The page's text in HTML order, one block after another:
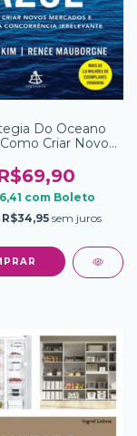
Do Oceano
Criar Novos
Irrelevante 2
Ed
com Boleto
R$34,95 sem juros